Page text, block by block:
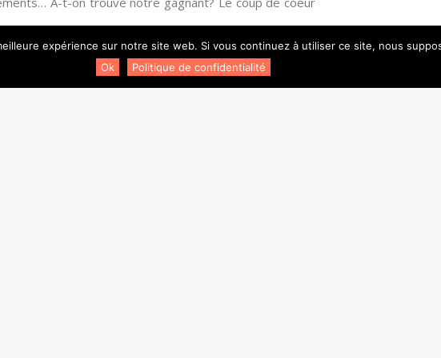
surtout pour un solo doux et silencieux…Flocon de
me laisse personnelleemnt insensible… Alors que son
expérience sur notre site web. Si vous continuez à utiliser ce site, nous
Ok
Politique de confidentialité